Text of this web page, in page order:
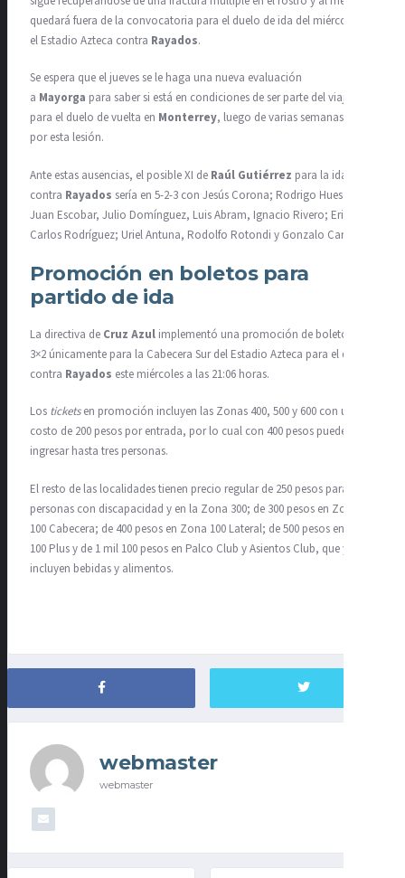
quedará fuera de la convocatoria para el duelo de ida del miércoles en
el Estadio Azteca contra Rayados.
Se espera que el jueves se le haga una nueva evaluación
a Mayorga para saber si está en condiciones de ser parte del viaje
para el duelo de vuelta en Monterrey, luego de varias semanas fuera
por esta lesión.
Ante estas ausencias, el posible XI de Raúl Gutiérrez para la ida
contra Rayados sería en 5-2-3 con Jesús Corona; Rodrigo Huescas,
Juan Escobar, Julio Domínguez, Luis Abram, Ignacio Rivero; Erik Lira,
Carlos Rodríguez; Uriel Antuna, Rodolfo Rotondi y Gonzalo Carneiro.
Promoción en boletos para
partido de ida
La directiva de Cruz Azul implementó una promoción de boletos al
3×2 únicamente para la Cabecera Sur del Estadio Azteca para el duelo
contra Rayados este miércoles a las 21:06 horas.
Los ticketsen promoción incluyen las Zonas 400, 500 y 600 con un
costo de 200 pesos por entrada, por lo cual con 400 pesos pueden
ingresar hasta tres personas.
El resto de las localidades tienen precio regular de 250 pesos para
personas con discapacidad y en la Zona 300; de 300 pesos en Zona
100 Cabecera; de 400 pesos en Zona 100 Lateral; de 500 pesos en Zona
100 Plus y de 1 mil 100 pesos en Palco Club y Asientos Club, que ya
incluyen bebidas y alimentos.
webmaster
webmaster